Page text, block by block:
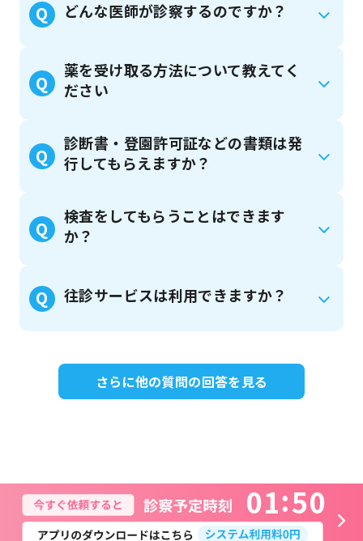
Q どんな医師が診察するのですか？
Q
薬を受け取る方法について教えてく
ださい
Q
診断書・登園許可証などの書類は発
行してもらえますか？
Q
検査をしてもらうことはできます
か？
Q 往診サービスは利用できますか？
さらに他の質問の回答を見る
01 50